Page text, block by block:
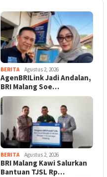
BERITA Agustus 2, 2026
AgenBRILink Jadi Andalan,
BRI Malang Soe…
BERITA Agustus 2, 2026
BRI Malang Kawi Salurkan
Bantuan TJSL Rp…